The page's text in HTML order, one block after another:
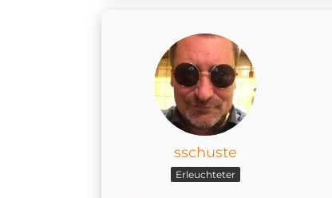
sschuste
Erleuchteter